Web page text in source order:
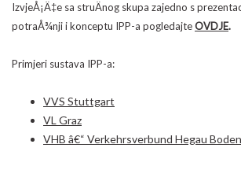
IzvjeÅ¡Ä‡e sa struÄnog skupa zajedno s
potraÅ¾nji i konceptu IPP-a pogledajteOVDJE.
Primjeri sustava IPP-a:
VVS Stuttgart
VL Graz
VHB â€“ Verkehrsverbund Hegau